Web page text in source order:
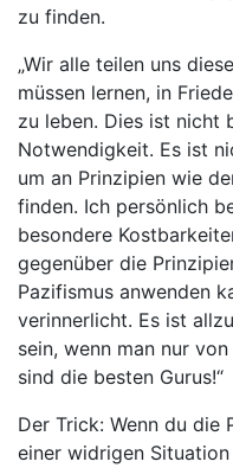
zu finden.
„Wir alle teilen uns
müssen lernen, in
zu leben. Dies ist nicht
Notwendigkeit. Es ist
um an Prinzipien wie
finden. Ich persönlich
besondere
gegenüber die
Pazifismus anwenden
verinnerlicht. Es ist
sein, wenn man nur
sind die besten Gurus!“
Der Trick: Wenn du die
einer widrigen